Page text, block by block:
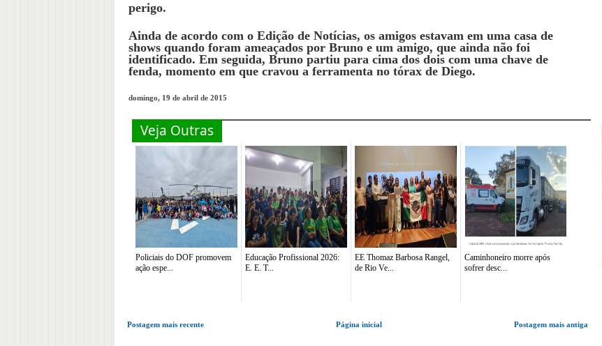
perigo.
Ainda de acordo com o Edição de Notícias, os amigos estavam em uma casa de
shows quando foram ameaçados por Bruno e um amigo, que ainda não foi
identificado. Em seguida, Bruno partiu para cima dos dois com uma chave de
fenda, momento em que cravou a ferramenta no tórax de Diego.
domingo, 19 de abril de 2015
Veja Outras
Policiais do DOF promovem
ação espe...
Educação Profissional 2026:
E. E. T...
EE Thomaz Barbosa Rangel,
de Rio Ve...
Caminhoneiro morre após
sofrer desc...
Postagem mais recente Postagem mais antiga
Página inicial